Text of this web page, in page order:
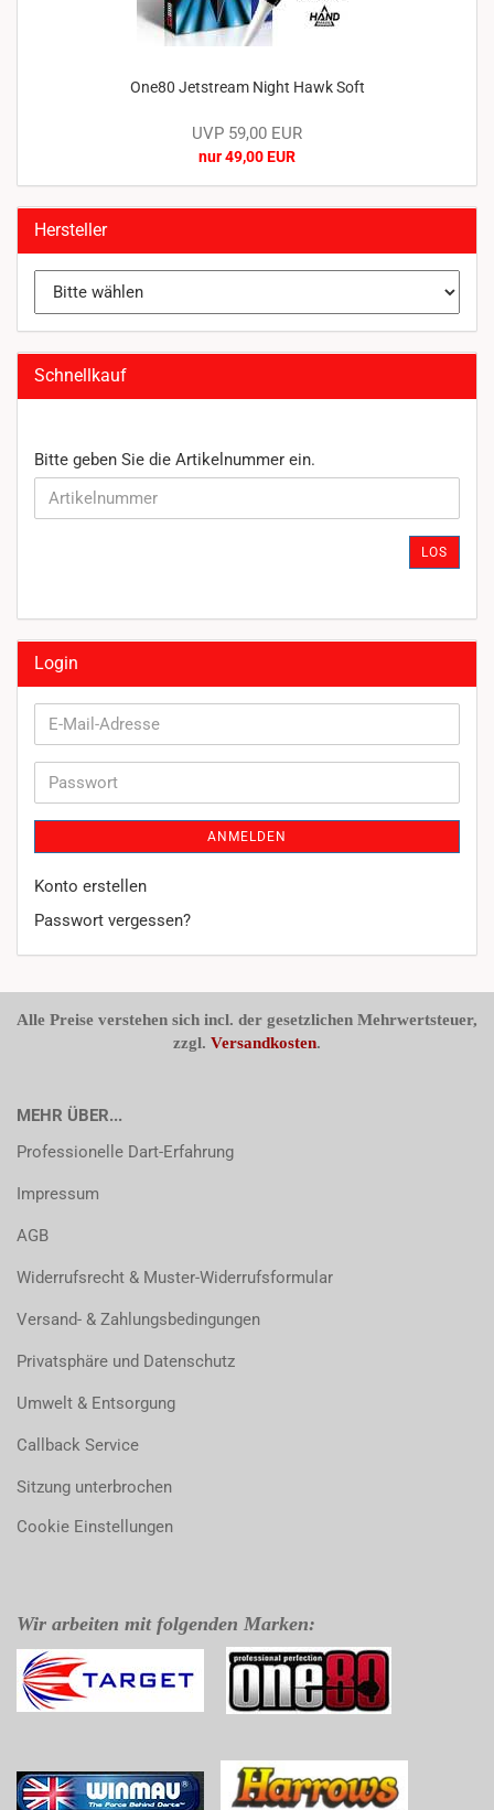
One80 Jetstream Night Hawk Soft
UVP 59,00 EUR
nur 49,00 EUR
Hersteller
Schnellkauf
BITTE
GEBEN
SIE
Bitte geben Sie die Artikelnummer ein.
LOS
Login
E-
Mail-
Passwort
ANMELDEN
Konto erstellen
Passwort vergessen?
Alle Preise verstehen sich incl. der gesetzlichen Mehrwertsteuer,
zzgl. Versandkosten.
MEHR ÜBER...
Professionelle Dart-Erfahrung
Impressum
AGB
Widerrufsrecht & Muster-Widerrufsformular
Versand- & Zahlungsbedingungen
Privatsphäre und Datenschutz
Umwelt & Entsorgung
Callback Service
Sitzung unterbrochen
Cookie Einstellungen
Wir arbeiten mit folgenden Marken: